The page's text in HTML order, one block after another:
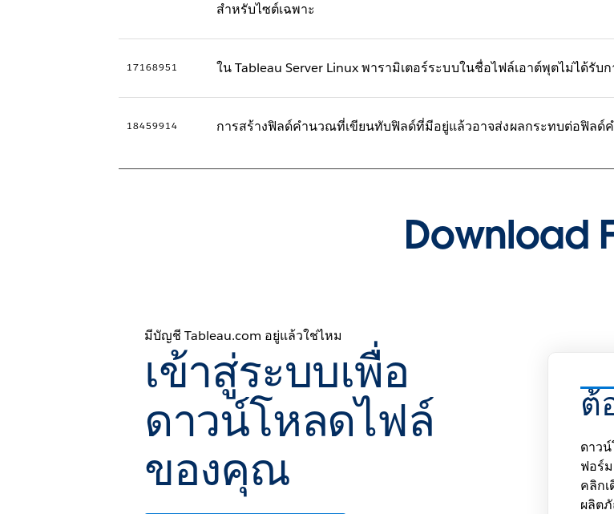
สำหรับไซต์เฉพาะ
17168951 ใน Tableau Server Linux พารามิเตอร์ระบบในชื่อไฟล์เอาต์พุตไม่ได้รั
18459914 การสร้างฟิลด์คำนวณที่เขียนทับฟิลด์ที่มีอยู่แล้วอาจส่งผลกระทบต่อฟิลด์
Download
มีบัญชี Tableau.com อยู่แล้วใช่ไหม
เข้าสู่ระบบเพื่อ
ดาวน์โหลดไฟล์
ของคุณ
ต้
ดาว
ฟอร์
คลิก
ผลิต